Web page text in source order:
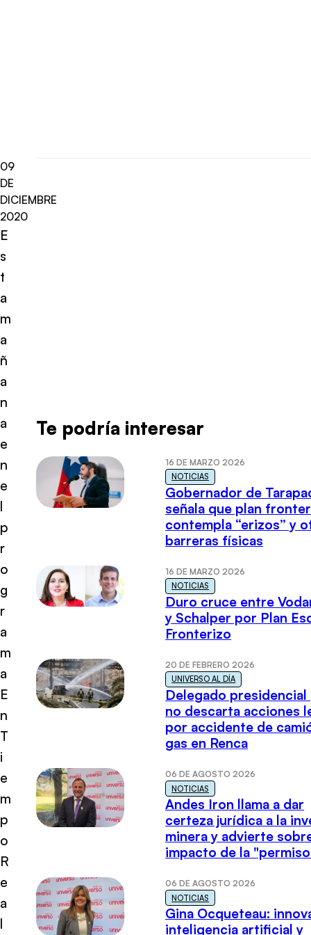
09
DE
DICIEMBRE
2020
E
s
t
a
m
a
ñ
a
n
a
e
n
e
l
p
r
o
g
r
a
m
a
E
n
T
i
e
m
p
o
R
e
a
l
Te podría interesar
16 DE MARZO 2026
NOTICIAS
Gobernador de
señala que plan
contempla “erizos” y
barreras físicas
16 DE MARZO 2026
NOTICIAS
Duro cruce entre
y Schalper por Plan
Fronterizo
20 DE FEBRERO 2026
UNIVERSO AL DÍA
Delegado presidencial
no descarta acciones
por accidente de
gas en Renca
06 DE AGOSTO 2026
NOTICIAS
Andes Iron llama a dar
certeza jurídica a la
minera y advierte
impacto de la
06 DE AGOSTO 2026
NOTICIAS
Gina Ocqueteau:
inteligencia artificial y